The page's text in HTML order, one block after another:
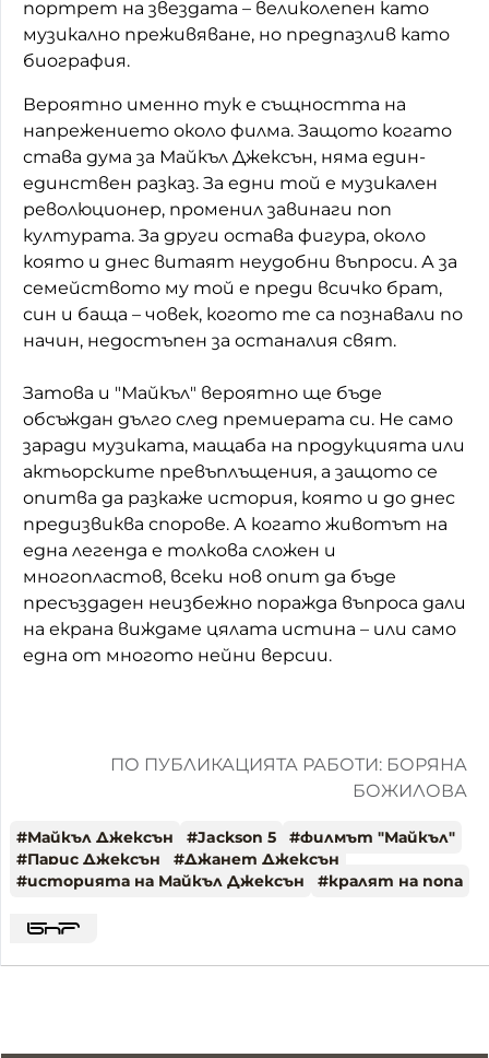
портрет на звездата – великолепен като
музикално преживяване, но предпазлив като
биография.
Вероятно именно тук е същността на
напрежението около филма. Защото когато
става дума за Майкъл Джексън, няма един-
единствен разказ. За едни той е музикален
революционер, променил завинаги поп
културата. За други остава фигура, около
която и днес витаят неудобни въпроси. А за
семейството му той е преди всичко брат,
син и баща – човек, когото те са познавали по
начин, недостъпен за останалия свят.
Затова и "Майкъл" вероятно ще бъде
обсъждан дълго след премиерата си. Не само
заради музиката, мащаба на продукцията или
актьорските превъплъщения, а защото се
опитва да разкаже история, която и до днес
предизвиква спорове. А когато животът на
една легенда е толкова сложен и
многопластов, всеки нов опит да бъде
пресъздаден неизбежно поражда въпроса дали
на екрана виждаме цялата истина – или само
една от многото нейни версии.
ПО ПУБЛИКАЦИЯТА РАБОТИ: БОРЯНА
БОЖИЛОВА
#Майкъл Джексън #Jackson 5 #филмът "Майкъл"
#Парис Джексън #Джанет Джексън
#историята на Майкъл Джексън #кралят на попа